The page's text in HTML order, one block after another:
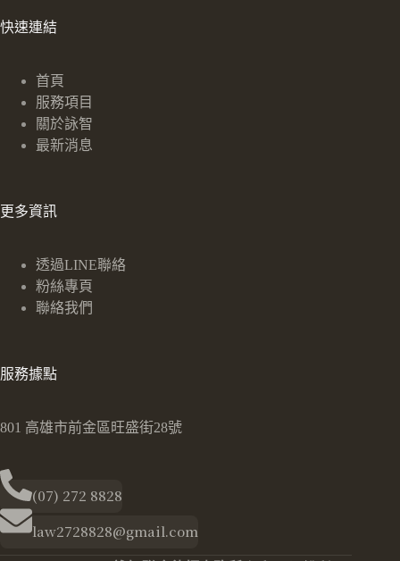
快速連結
首頁
服務項目
關於詠智
最新消息
更多資訊
透過LINE聯絡
粉絲專頁
聯絡我們
服務據點
801 高雄市前金區旺盛街28號
(07) 272 8828
law2728828@gmail.com